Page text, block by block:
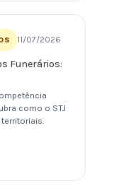
11/07/2026
Funerários:
como o STJ